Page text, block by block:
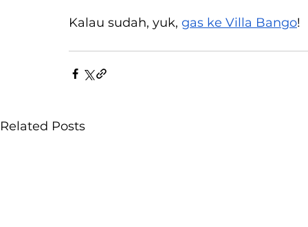
Kalau sudah, yuk, gas ke Villa Bango!
Related Posts